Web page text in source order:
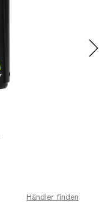
Händler finden